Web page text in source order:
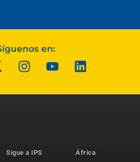
en:
Sigue a IPS
África